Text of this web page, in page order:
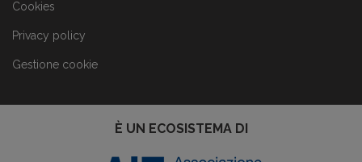
Cookies
Privacy policy
Gestione cookie
È UN ECOSISTEMA DI